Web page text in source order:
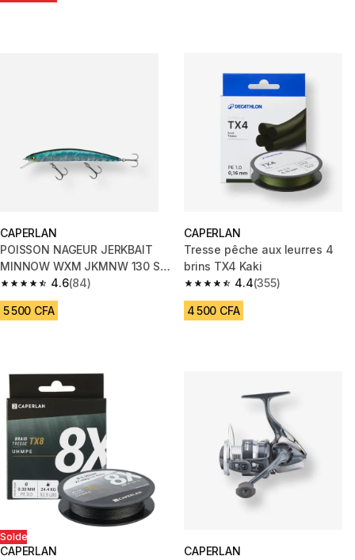
CAPERLAN
POISSON NAGEUR JERKBAIT
MINNOW WXM JKMNW 130 SP
DOS BLEU4.6
4.6 out of 5 stars from 84 reviews
(84)
5 500 CFA
CAPERLAN
Tresse pêche aux leurres 4
brins TX4 Kaki
4.4
4.4 out of 5 stars from 355
(355)
4 500 CFA
Solde
CAPERLAN
CAPERLAN